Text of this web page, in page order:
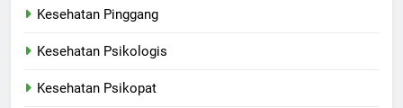
Kesehatan Pinggang
Kesehatan Psikologis
Kesehatan Psikopat